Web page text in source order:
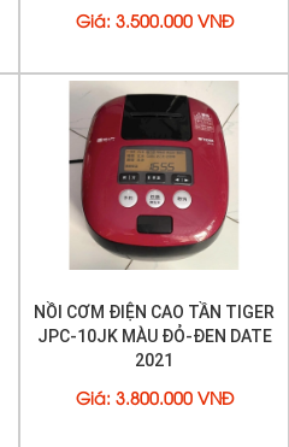
Giá: 3.500.000 VNĐ
NỒI CƠM ĐIỆN CAO TẦN TIGER
JPC-10JK MÀU ĐỎ-ĐEN DATE
2021
Giá: 3.800.000 VNĐ